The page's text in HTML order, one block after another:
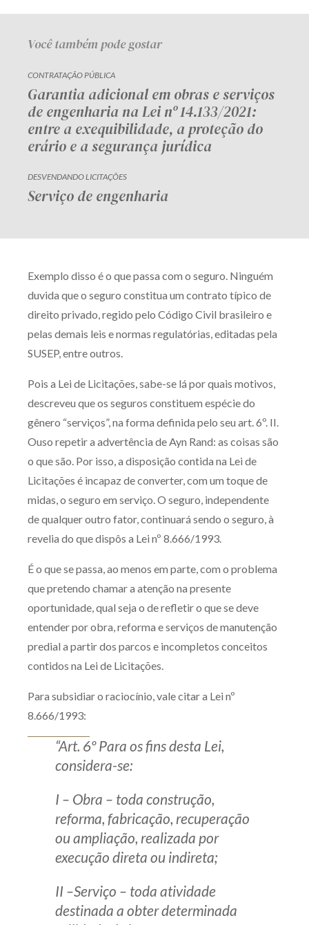
Você também pode gostar
CONTRATAÇÃO PÚBLICA
Garantia adicional em obras e serviços
de engenharia na Lei nº 14.133/2021:
entre a exequibilidade, a proteção do
erário e a segurança jurídica
DESVENDANDO LICITAÇÕES
Serviço de engenharia
Exemplo disso é o que passa com o seguro. Ninguém
duvida que o seguro constitua um contrato típico de
direito privado, regido pelo Código Civil brasileiro e
pelas demais leis e normas regulatórias, editadas pela
SUSEP, entre outros.
Pois a Lei de Licitações, sabe-se lá por quais motivos,
descreveu que os seguros constituem espécie do
gênero “serviços”, na forma definida pelo seu art. 6º. II.
Ouso repetir a advertência de Ayn Rand: as coisas são
o que são. Por isso, a disposição contida na Lei de
Licitações é incapaz de converter, com um toque de
midas, o seguro em serviço. O seguro, independente
de qualquer outro fator, continuará sendo o seguro, à
revelia do que dispôs a Lei nº 8.666/1993.
É o que se passa, ao menos em parte, com o problema
que pretendo chamar a atenção na presente
oportunidade, qual seja o de refletir o que se deve
entender por obra, reforma e serviços de manutenção
predial a partir dos parcos e incompletos conceitos
contidos na Lei de Licitações.
Para subsidiar o raciocínio, vale citar a Lei nº
8.666/1993:
“Art. 6º Para os fins desta Lei,
considera-se:
I – Obra – toda construção,
reforma, fabricação, recuperação
ou ampliação, realizada por
execução direta ou indireta;
II –Serviço – toda atividade
destinada a obter determinada